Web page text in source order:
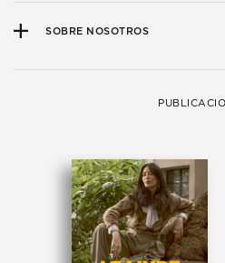
SOBRE NOSOTROS